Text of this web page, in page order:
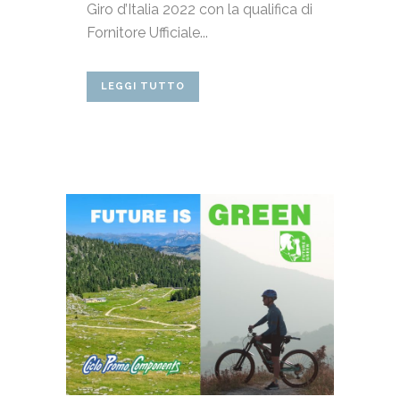
Giro d’Italia 2022 con la qualifica di
Fornitore Ufficiale...
LEGGI TUTTO